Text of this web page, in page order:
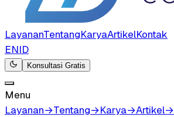
LayananTentangKaryaArtikelKontak
ENID
Konsultasi Gratis
Menu
Layanan→Tentang→Karya→Artikel→